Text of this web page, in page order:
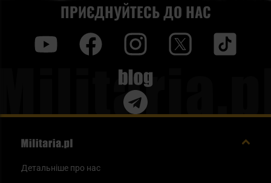
ПРИЄДНУЙТЕСЬ ДО НАС
Blog
Детальніше про нас